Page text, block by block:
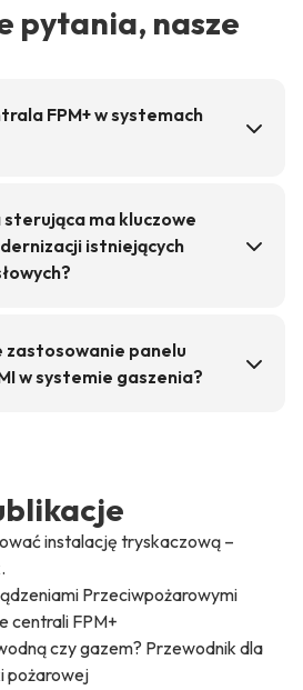
pytania, nasze
FPM+ w systemach
ma kluczowe
istniejących
zastosowanie panelu
w systemie gaszenia?
instalację tryskaczową –
Przeciwpożarowymi
centrali FPM+
czy gazem? Przewodnik dla
pożarowej